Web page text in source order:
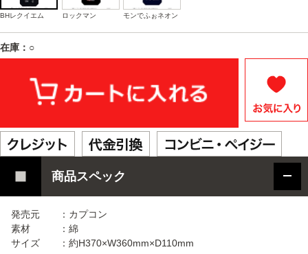
BHレクイエム ロックマン モンでふぉネオン
在庫：○
商品スペック
発売元 ：カプコン
素材 ：綿
サイズ ：約H370×W360mm×D110mm